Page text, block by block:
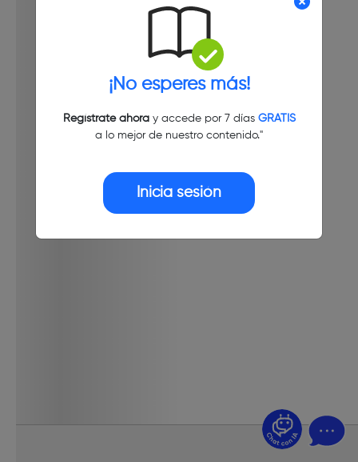
¡No esperes más!
Regístrate ahoray accede por 7 días GRATIS
a lo mejor de nuestro contenido."
Inicia sesión